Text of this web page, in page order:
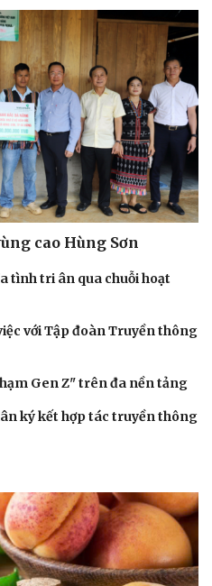
cao Hùng Sơn
tình tri ân qua chuỗi hoạt
với Tập đoàn Truyền thông
Gen Z" trên đa nền tảng
ký kết hợp tác truyền thông